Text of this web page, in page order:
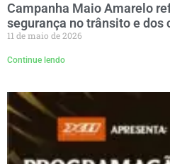
Campanha Maio Amarelo
segurança no trânsito e dos
11 de maio de 2026
Continue lendo